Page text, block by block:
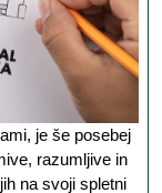
v
novem
blogu
razumljive in
na svoji spletni